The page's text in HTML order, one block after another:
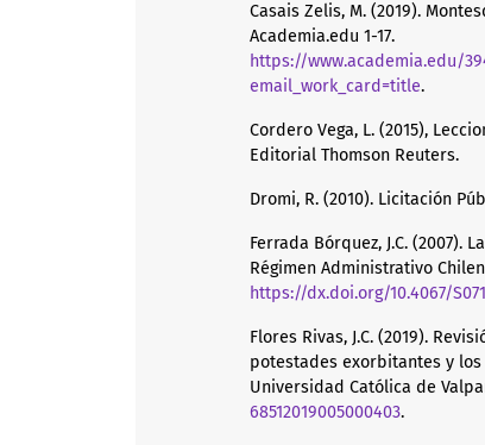
Casais Zelis, M. (2019).
Academia.edu 1-17.
https://www.academia.edu/
email_work_card=title.
Cordero Vega, L. (2015),
Editorial Thomson Reuters.
Dromi, R. (2010). Licitación
Ferrada Bórquez, J.C. (2007).
Régimen Administrativo
https://dx.doi.org/10.4067/
Flores Rivas, J.C. (2019).
potestades exorbitantes y
Universidad Católica de
68512019005000403.